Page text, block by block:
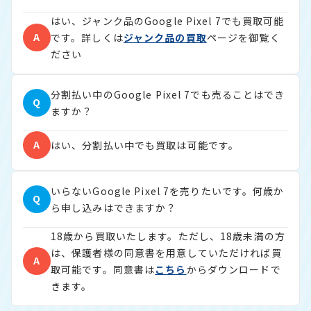
A
はい、ジャンク品のGoogle Pixel 7でも買取可能
です。詳しくはジャンク品の買取ページを御覧く
ださい
Q
分割払い中のGoogle Pixel 7でも売ることはでき
ますか？
A はい、分割払い中でも買取は可能です。
Q
いらないGoogle Pixel 7を売りたいです。何歳か
ら申し込みはできますか？
A
18歳から買取いたします。ただし、18歳未満の方
は、保護者様の同意書を用意していただければ買
取可能です。同意書はこちら からダウンロードで
きます。